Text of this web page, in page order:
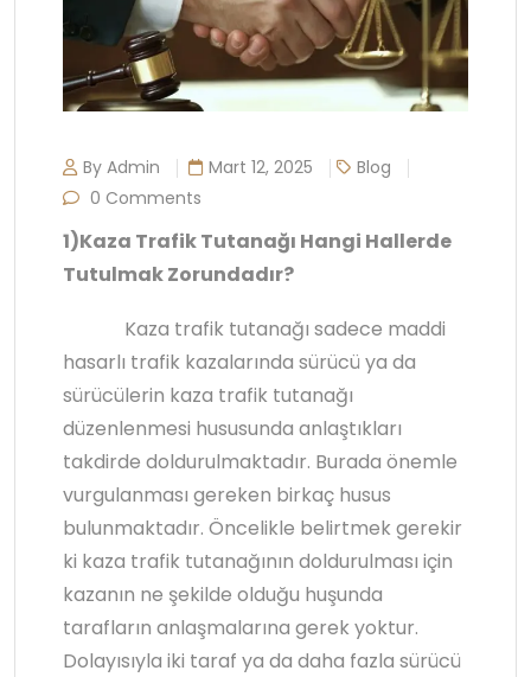
By Admin Mart 12, 2025
Blog
0 Comments
1)Kaza Trafik Tutanağı Hangi Hallerde
Tutulmak Zorundadır?
Kaza trafik tutanağı sadece maddi
hasarlı trafik kazalarında sürücü ya da
sürücülerin kaza trafik tutanağı
düzenlenmesi hususunda anlaştıkları
takdirde doldurulmaktadır. Burada önemle
vurgulanması gereken birkaç husus
bulunmaktadır. Öncelikle belirtmek gerekir
ki kaza trafik tutanağının doldurulması için
kazanın ne şekilde olduğu huşunda
tarafların anlaşmalarına gerek yoktur.
Dolayısıyla iki taraf ya da daha fazla sürücü